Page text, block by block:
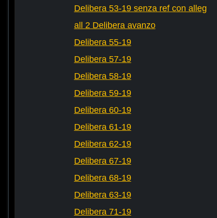
Delibera 53-19 senza ref con alleg
all 2 Delibera avanzo
Delibera 55-19
Delibera 57-19
Delibera 58-19
Delibera 59-19
Delibera 60-19
Delibera 61-19
Delibera 62-19
Delibera 67-19
Delibera 68-19
Delibera 63-19
Delibera 71-19